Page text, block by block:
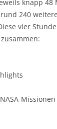
knapp 48
240
vier
Missionen